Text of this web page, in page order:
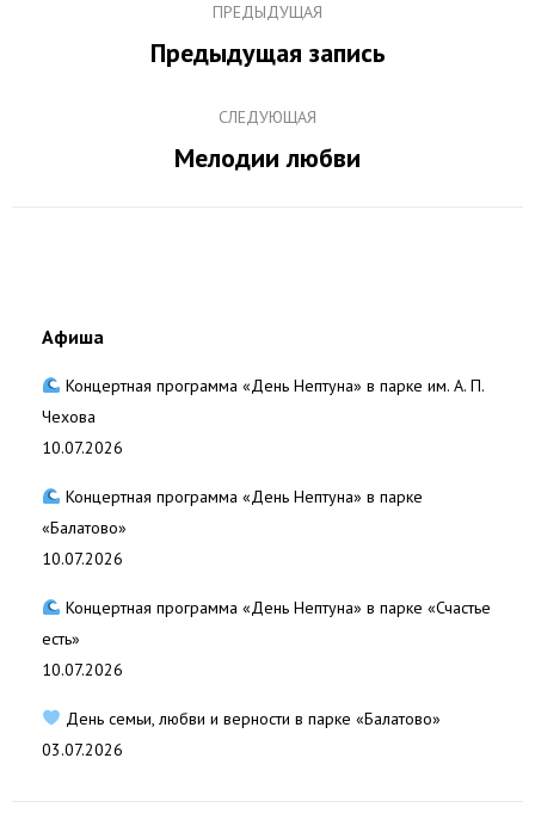
ПРЕДЫДУЩАЯ
Предыдущая
Предыдущая запись
СЛЕДУЮЩАЯ
Следующая
Мелодии любви
Афиша
Концертная программа «День Нептуна» в парке им. А. П.
Чехова
10.07.2026
Концертная программа «День Нептуна» в парке
«Балатово»
10.07.2026
Концертная программа «День Нептуна» в парке «Счастье
есть»
10.07.2026
День семьи, любви и верности в парке «Балатово»
03.07.2026